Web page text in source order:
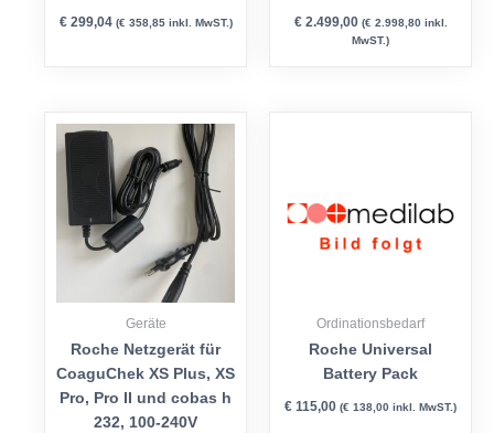
€299,04 (€ 358,85inkl. MwST.) €2.499,00 (€ 2.998,80 inkl.
MwST.)
Geräte
Roche Netzgerät für
CoaguChek XS Plus, XS
Pro, Pro II und cobas h
232, 100-240V
Ordinationsbedarf
Roche Universal
Battery Pack
€ 115,00 (€ 138,00 inkl. MwST.)